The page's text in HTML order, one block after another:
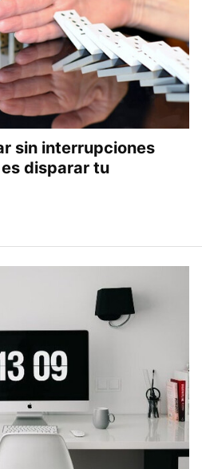
sin interrupciones
disparar tu